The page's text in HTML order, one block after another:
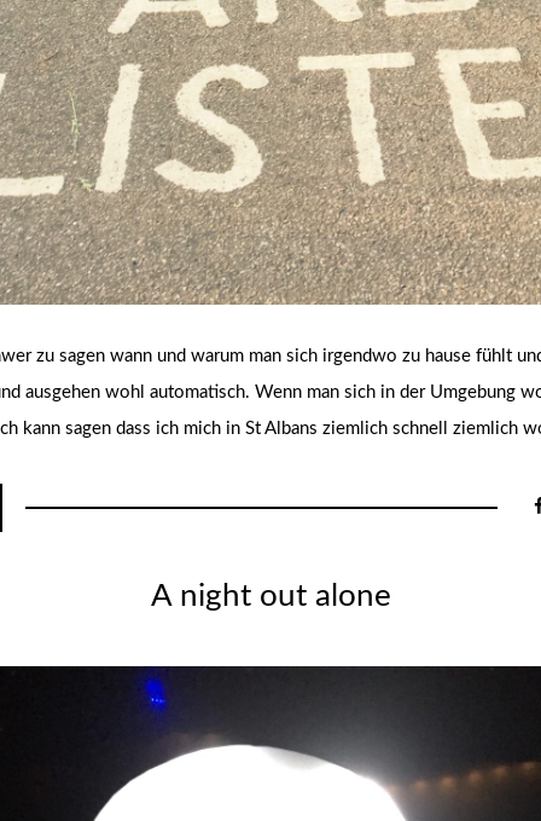
zu sagen wann und warum man sich irgendwo zu hause fühlt
ausgehen wohl automatisch. Wenn man sich in der Umgebung
kann sagen dass ich mich in St Albans ziemlich schnell ziemlich
A night out alone